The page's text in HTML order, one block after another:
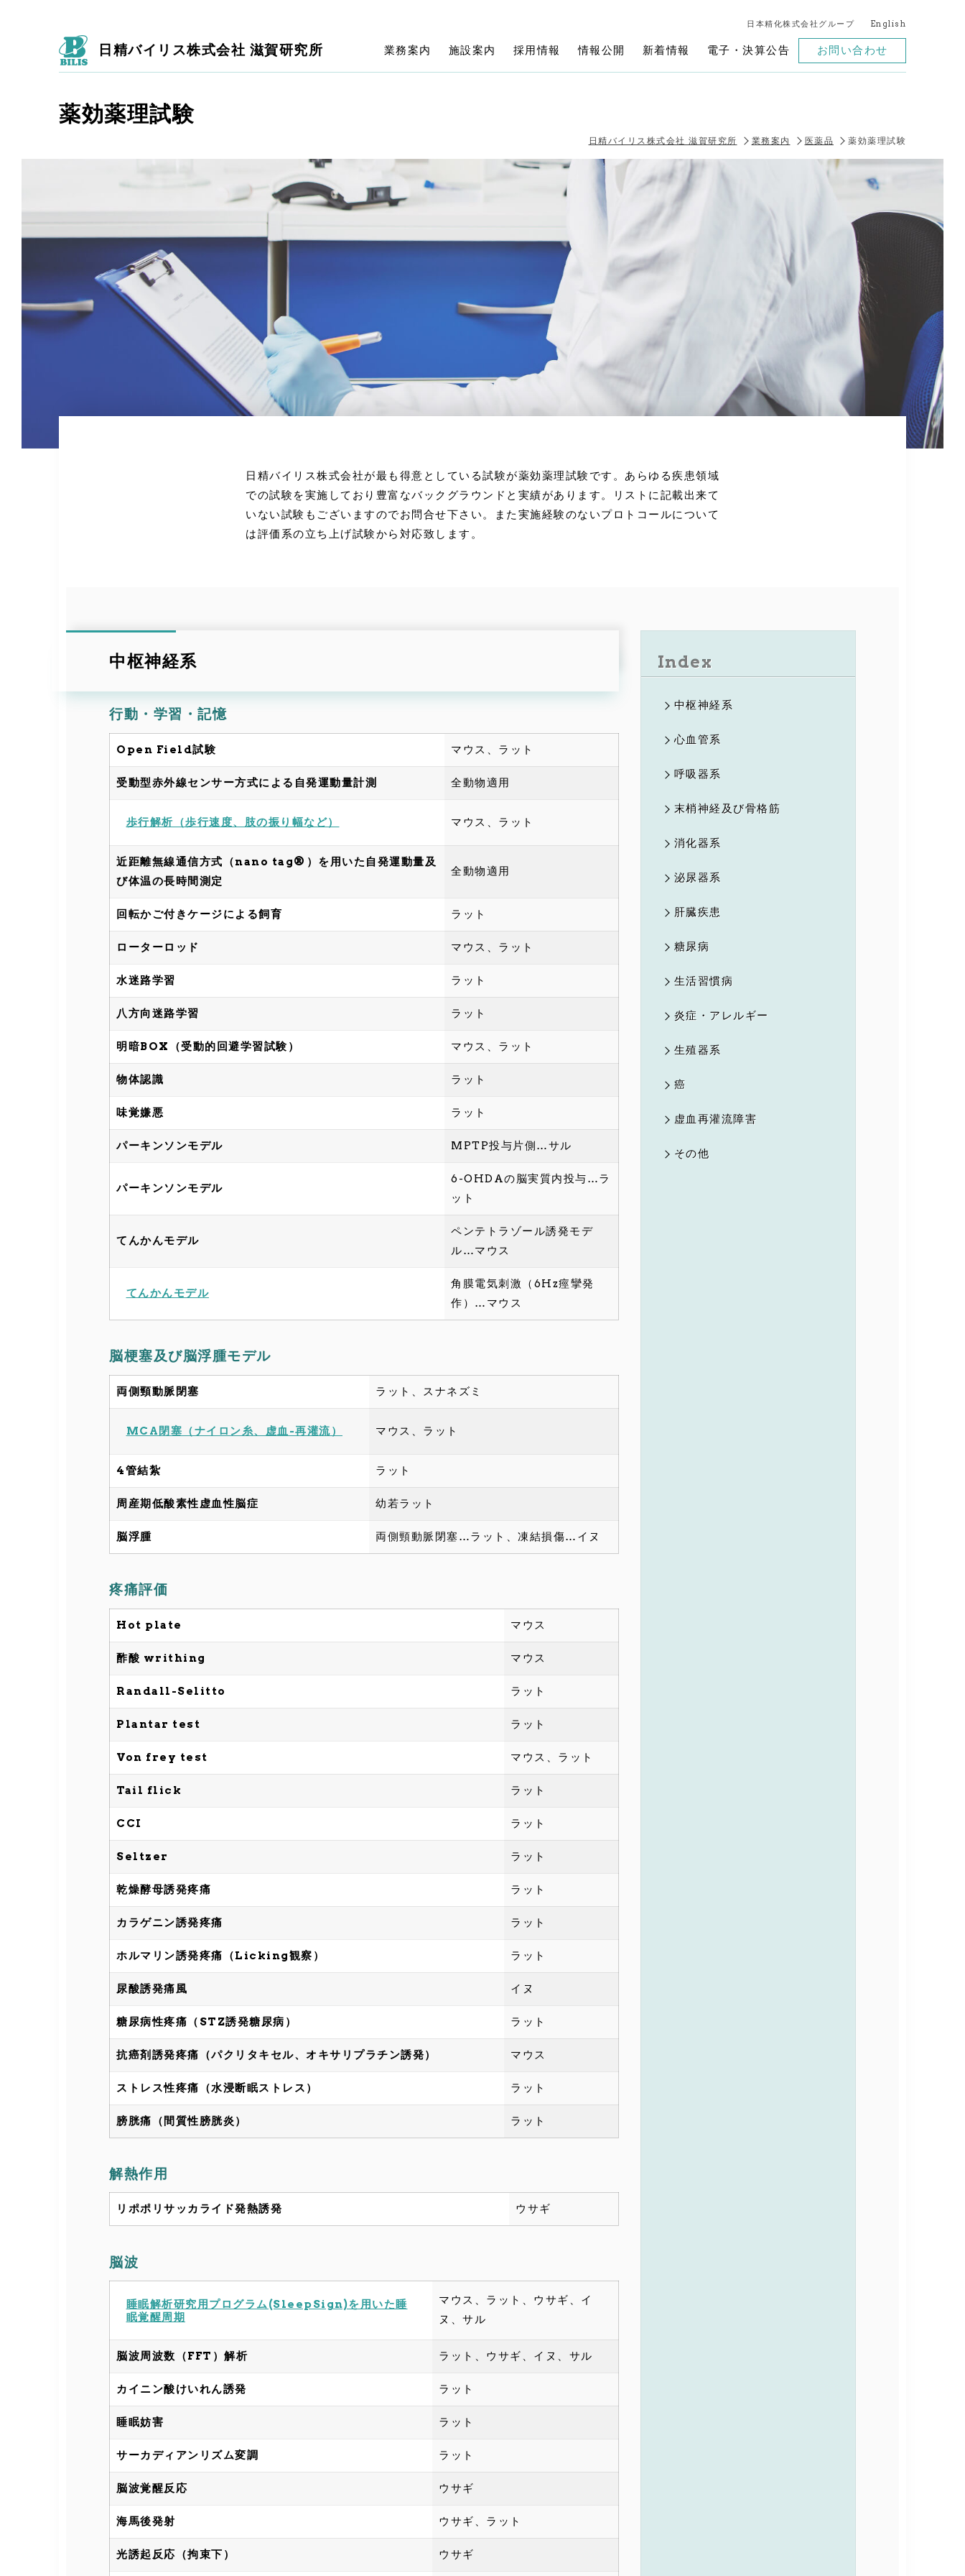
日本精化株式会社グループ English
日精バイリス株式会社 滋賀研究所 業務案内 施設案内 採用情報 情報公開 新着情報 電子・決算公告 お問い合わせ
薬効薬理試験
日精バイリス株式会社 滋賀研究所 業務案内 医薬品 薬効薬理試験
日精バイリス株式会社が最も得意としている試験が薬効薬理試験です。あらゆる疾患領域
での試験を実施しており豊富なバックグラウンドと実績があります。リストに記載出来て
いない試験もございますのでお問合せ下さい。また実施経験のないプロトコールについて
は評価系の立ち上げ試験から対応致します。
中枢神経系
行動・学習・記憶
Open Field試験 マウス、ラット
受動型赤外線センサー方式による自発運動量計測 全動物適用
歩行解析（歩行速度、肢の振り幅など） マウス、ラット
近距離無線通信方式（nano tag®）を用いた自発運動量及
び体温の長時間測定
全動物適用
回転かご付きケージによる飼育 ラット
ローターロッド マウス、ラット
水迷路学習 ラット
八方向迷路学習 ラット
明暗BOX（受動的回避学習試験） マウス、ラット
物体認識 ラット
味覚嫌悪 ラット
パーキンソンモデル MPTP投与片側…サル
パーキンソンモデル
6-OHDAの脳実質内投与…ラ
ット
てんかんモデル
ペンテトラゾール誘発モデ
ル…マウス
てんかんモデル
角膜電気刺激（6Hz痙攣発
作）…マウス
脳梗塞及び脳浮腫モデル
両側頸動脈閉塞 ラット、スナネズミ
MCA閉塞（ナイロン糸、虚血-再灌流） マウス、ラット
4管結紮 ラット
周産期低酸素性虚血性脳症 幼若ラット
脳浮腫 両側頸動脈閉塞…ラット、凍結損傷…イヌ
疼痛評価
Hot plate マウス
酢酸 writhing マウス
Randall-Selitto ラット
Plantar test ラット
Von frey test マウス、ラット
Tail flick ラット
CCI ラット
Seltzer ラット
乾燥酵母誘発疼痛 ラット
カラゲニン誘発疼痛 ラット
ホルマリン誘発疼痛（Licking観察） ラット
尿酸誘発痛風 イヌ
糖尿病性疼痛（STZ誘発糖尿病） ラット
抗癌剤誘発疼痛（パクリタキセル、オキサリプラチン誘発） マウス
ストレス性疼痛（水浸断眠ストレス） ラット
膀胱痛（間質性膀胱炎） ラット
解熱作用
リポポリサッカライド発熱誘発 ウサギ
脳波
睡眠解析研究用プログラム(SleepSign)を用いた睡
眠覚醒周期
マウス、ラット、ウサギ、イ
ヌ、サル
脳波周波数（FFT）解析 ラット、ウサギ、イヌ、サル
カイニン酸けいれん誘発 ラット
睡眠妨害 ラット
サーカディアンリズム変調 ラット
脳波覚醒反応 ウサギ
海馬後発射 ウサギ、ラット
光誘起反応（拘束下） ウサギ
Index
中枢神経系
心血管系
呼吸器系
末梢神経及び骨格筋
消化器系
泌尿器系
肝臓疾患
糖尿病
生活習慣病
炎症・アレルギー
生殖器系
癌
虚血再灌流障害
その他